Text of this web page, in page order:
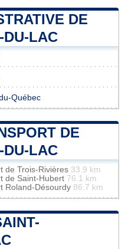
DE
DU-LAC
Québec
DE
DU-LAC
de Trois-Rivières 33.9 km
de Saint-Hubert 76.1 km
Roland-Désourdy 86.7 km